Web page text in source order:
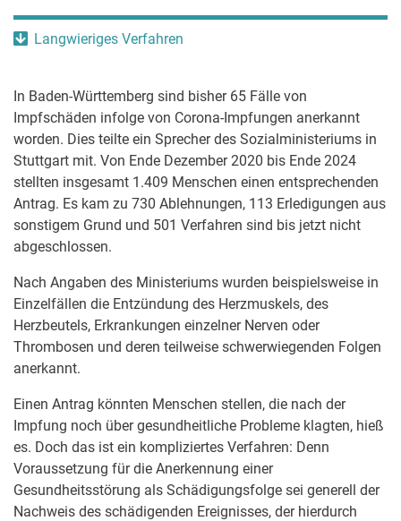
Langwieriges Verfahren
In Baden-Württemberg sind bisher 65 Fälle von
Impfschäden infolge von Corona-Impfungen anerkannt
worden. Dies teilte ein Sprecher des Sozialministeriums in
Stuttgart mit. Von Ende Dezember 2020 bis Ende 2024
stellten insgesamt 1.409 Menschen einen entsprechenden
Antrag. Es kam zu 730 Ablehnungen, 113 Erledigungen aus
sonstigem Grund und 501 Verfahren sind bis jetzt nicht
abgeschlossen.
Nach Angaben des Ministeriums wurden beispielsweise in
Einzelfällen die Entzündung des Herzmuskels, des
Herzbeutels, Erkrankungen einzelner Nerven oder
Thrombosen und deren teilweise schwerwiegenden Folgen
anerkannt.
Einen Antrag könnten Menschen stellen, die nach der
Impfung noch über gesundheitliche Probleme klagten, hieß
es. Doch das ist ein kompliziertes Verfahren: Denn
Voraussetzung für die Anerkennung einer
Gesundheitsstörung als Schädigungsfolge sei generell der
Nachweis des schädigenden Ereignisses, der hierdurch